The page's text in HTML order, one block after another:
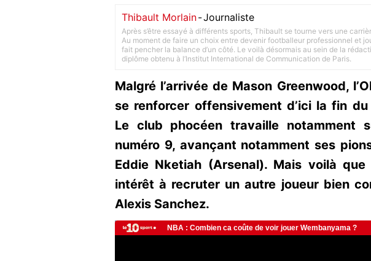
Thibault Morlain-Journaliste
Après s’être essayé à différents sports, Thibault se tourne vers une
Au moment de faire un choix entre devenir footballeur professionnel et
fait pencher la balance d’un côté. Le voilà désormais au sein de la
diplôme obtenu à l’Institut International de Communication de Paris.
Malgré l’arrivée de Mason Greenwood,
se renforcer offensivement d’ici la fin
Le club phocéen travaille notamment
numéro 9, avançant notamment ses
Eddie Nketiah (Arsenal). Mais voilà que
intérêt à recruter un autre joueur bien
Alexis Sanchez.